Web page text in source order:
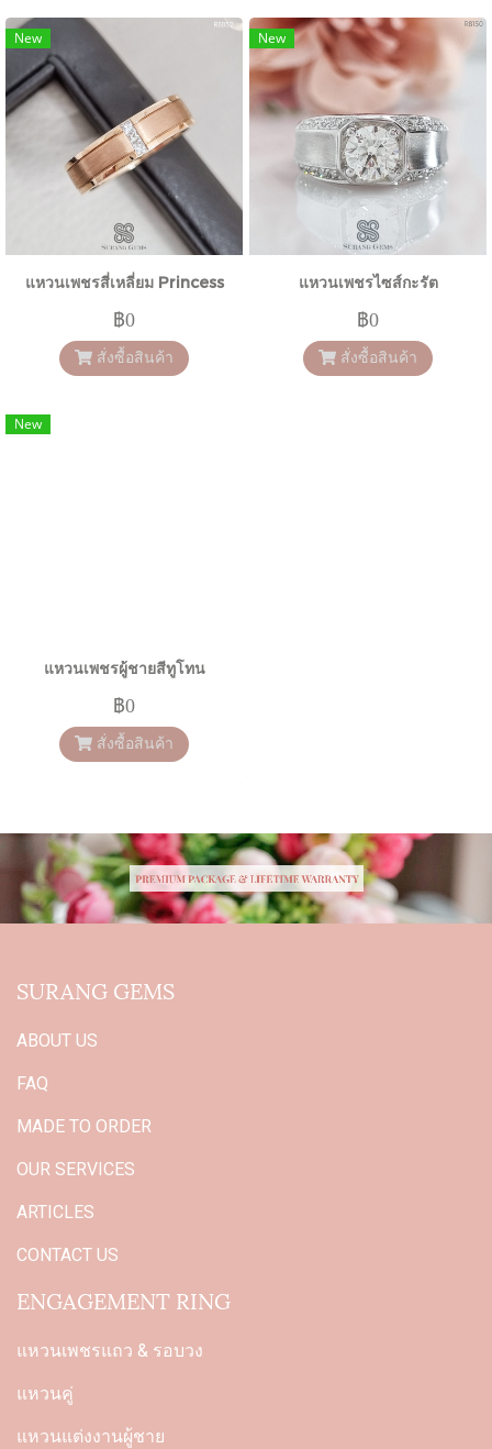
New
แหวนเพชรสี่เหลี่ยม Princess
฿0
สั่งซื้อสินค้า
New
แหวนเพชรไซส์กะรัต
฿0
สั่งซื้อสินค้า
New
แหวนเพชรผู้ชายสีทูโทน
฿0
สั่งซื้อสินค้า
SURANG GEMS
ABOUT US
FAQ
MADE TO ORDER
OUR SERVICES
ARTICLES
CONTACT US
ENGAGEMENT RING
แหวนเพชรแถว & รอบวง
แหวนคู่
แหวนแต่งงานผู้ชาย